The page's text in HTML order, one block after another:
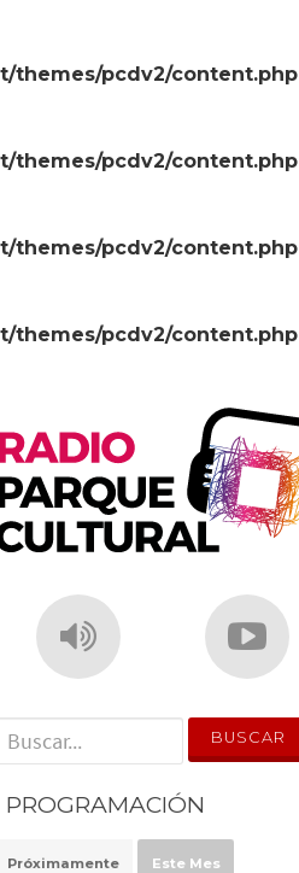
themes/pcdv2/content.php
themes/pcdv2/content.php
themes/pcdv2/content.php
themes/pcdv2/content.php
' . __('Search for:') . '
PROGRAMACIÓN
Próximamente Este Mes